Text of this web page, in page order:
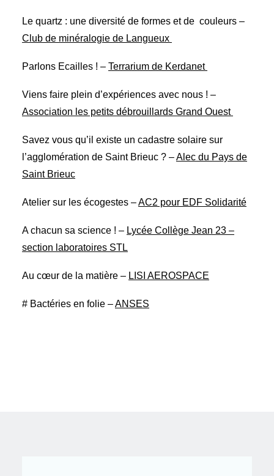
Le quartz : une diversité de formes et de couleurs –
Club de minéralogie de Langueux
Parlons Ecailles ! – Terrarium de Kerdanet
Viens faire plein d’expériences avec nous ! –
Association les petits débrouillards Grand Ouest
Savez vous qu’il existe un cadastre solaire sur
l’agglomération de Saint Brieuc ? –Alec du Pays de
Saint Brieuc
Atelier sur les écogestes –AC2 pour EDF Solidarité
A chacun sa science ! – Lycée Collège Jean 23 –
section laboratoires STL
Au cœur de la matière – LISI AEROSPACE
# Bactéries en folie –ANSES